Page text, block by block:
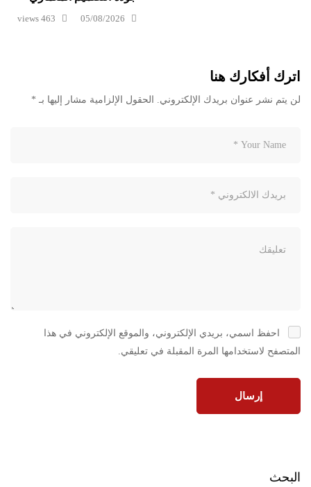
05/08/2026
463 views
اترك أفكارك هنا
لن يتم نشر عنوان بريدك الإلكتروني. الحقول الإلزامية مشار إليها بـ *
احفظ اسمي، بريدي الإلكتروني، والموقع الإلكتروني في هذا
المتصفح لاستخدامها المرة المقبلة في تعليقي.
البحث